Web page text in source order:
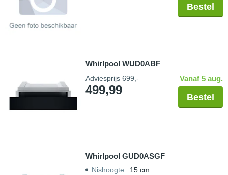
Bestel
Whirlpool WUD0ABF
Adviesprijs 699,-
499,99
Vanaf 5 aug.
Bestel
Whirlpool GUD0ASGF
Nishoogte: 15 cm